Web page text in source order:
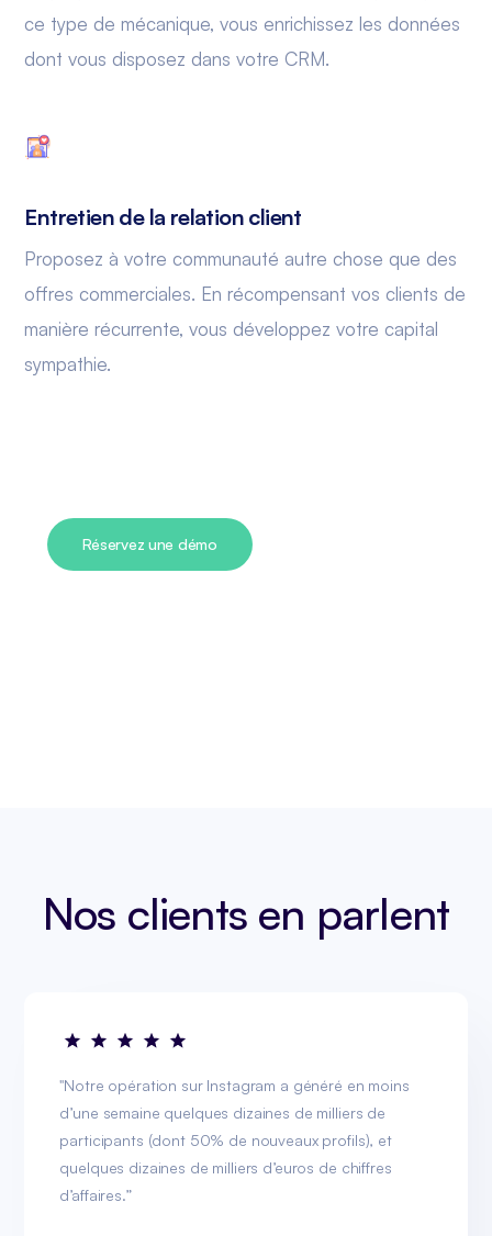
ce type de mécanique, vous enrichissez les données
dont vous disposez dans votre CRM.
Entretien de la relation client
Proposez à votre communauté autre chose que des
offres commerciales. En récompensant vos clients de
manière récurrente, vous développez votre capital
sympathie.
Réservez une démo
Nos clients en parlent
"Notre opération sur Instagram a généré en moins
d’une semaine quelques dizaines de milliers de
participants (dont 50% de nouveaux profils), et
quelques dizaines de milliers d’euros de chiffres
d’affaires.”